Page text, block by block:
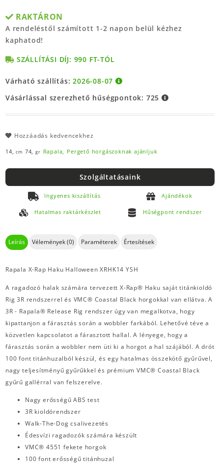
RAKTÁRON
A rendeléstől számított 1-2 napon belül kézhez
kaphatod!
SZÁLLÍTÁSI DÍJ: 990 FT-TÓL
Várható szállítás:2026-08-07
Vásárlással szerezhető hűségpontok: 725
Hozzáadás kedvencekhez
14,cm 74,gr Rapala, Pergető horgászoknak ajánljuk
Szolgáltatásaink
Ingyenes kiszállítás Ajándékok
Hatalmas raktárkészlet Hűségpont rendszer
Leírás Vélemények (0) Paraméterek Értesítések
Rapala X-Rap Haku Halloween XRHK14 YSH
A ragadozó halak számára tervezett X-Rap® Haku saját titánkioldó
Rig 3R rendszerrel és VMC® Coastal Black horgokkal van ellátva. A
3R - Rapala® Release Rig rendszer úgy van megalkotva, hogy
kipattanjon a fárasztás során a wobbler farkából. Lehetővé téve a
közvetlen kapcsolatot a fárasztott hallal. A lényege, hogy a
fárasztás során a wobbler nem üti ki a horgot a hal szájából. A drót
100 font titánhuzalból készül, és egy hatalmas összekötő gyűrűvel,
nagy teljesítményű gyűrűkkel és prémium VMC® Coastal Black
gyűrű gallérral van felszerelve.
Nagy erősségű ABS test
3R kioldórendszer
Walk-The-Dog csalivezetés
Édesvízi ragadozók számára készült
VMC® 4551 fekete horgok
100 font erősségű titánhuzal